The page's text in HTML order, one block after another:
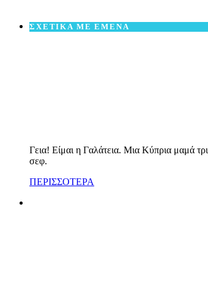
ΣΧΕΤΙΚΑ ΜΕ ΕΜΕΝΑ
Γεια! Είμαι η Γαλάτεια. Μια Κύπρια μαμά
σεφ.
ΠΕΡΙΣΣΟΤΕΡΑ